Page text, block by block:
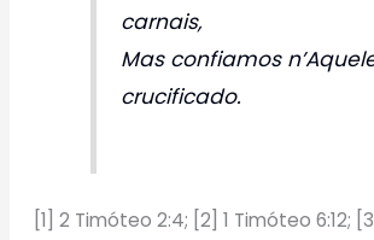
carnais,
Mas confiamos
crucificado.
[1] 2 Timóteo 2:4; [2] 1 Timóteo 6:12;